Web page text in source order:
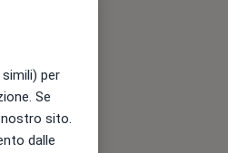
12 Ago
per
Se
sito.
dalle